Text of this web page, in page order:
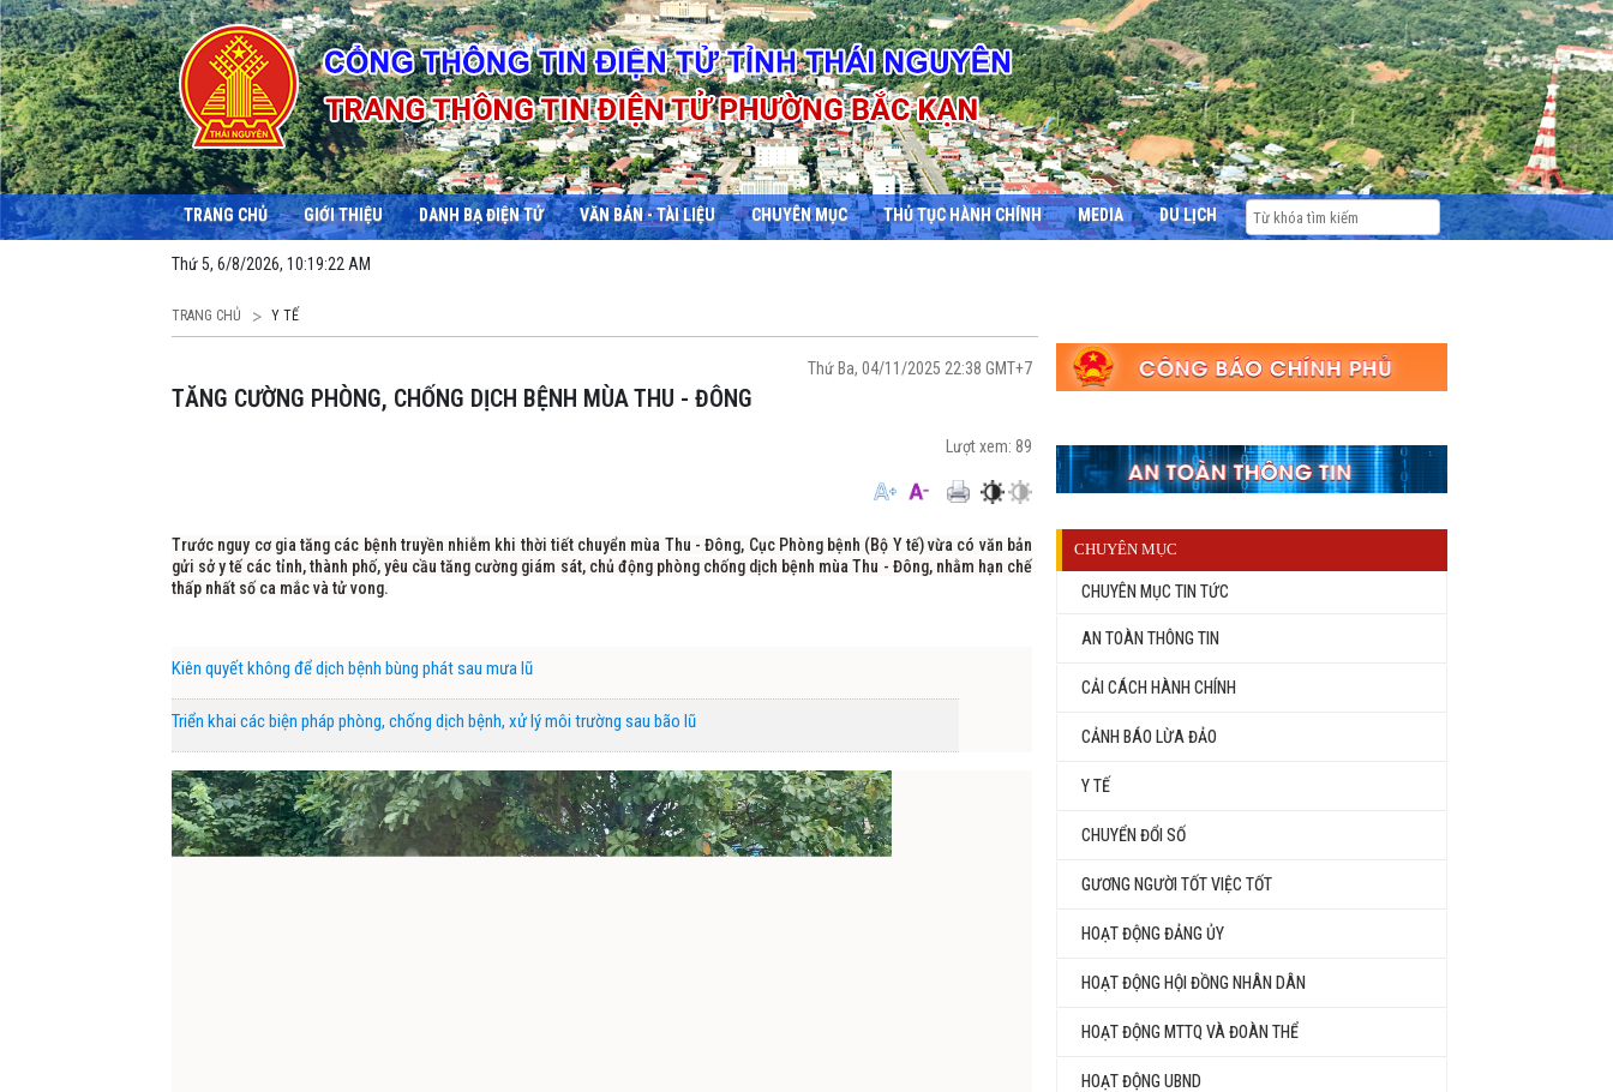
TRANG CHỦ GIỚI THIỆU DANH BẠ ĐIỆN TỬ VĂN BẢN - TÀI LIỆU CHUYÊN MỤC THỦ TỤC HÀNH CHÍNH MEDIA DU LỊCH
Thứ 5, 6/8/2026, 10:19:23 AM
TRANG CHỦ Y TẾ
Thứ Ba, 04/11/2025 22:38 GMT+7
TĂNG CƯỜNG PHÒNG, CHỐNG DỊCH BỆNH MÙA THU - ĐÔNG
Lượt xem: 89
Trước nguy cơ gia tăng các bệnh truyền nhiễm khi thời tiết chuyển mùa Thu - Đông, Cục Phòng bệnh (Bộ Y tế) vừa có văn bản
gửi sở y tế các tỉnh, thành phố, yêu cầu tăng cường giám sát, chủ động phòng chống dịch bệnh mùa Thu - Đông, nhằm hạn chế
thấp nhất số ca mắc và tử vong.
Kiên quyết không để dịch bệnh bùng phát sau mưa lũ
Triển khai các biện pháp phòng, chống dịch bệnh, xử lý môi trường sau bão lũ
CHUYÊN MỤC
CHUYÊN MỤC TIN TỨC
AN TOÀN THÔNG TIN
CẢI CÁCH HÀNH CHÍNH
CẢNH BÁO LỪA ĐẢO
Y TẾ
CHUYỂN ĐỔI SỐ
GƯƠNG NGƯỜI TỐT VIỆC TỐT
HOẠT ĐỘNG ĐẢNG ỦY
HOẠT ĐỘNG HỘI ĐỒNG NHÂN DÂN
HOẠT ĐỘNG MTTQ VÀ ĐOÀN THỂ
HOẠT ĐỘNG UBND